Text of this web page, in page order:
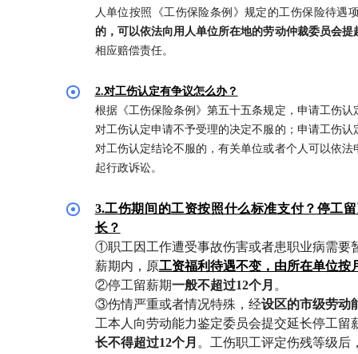
人单位按照《工伤保险条例》规定的工伤保险待遇
的，可以依法向用人单位所在地的劳动仲裁委员会提
相应赔偿责任。
2.对工伤认定有争议怎么办？
根据《工伤保险条例》第五十五条规定，申请工伤
对工伤认定申请不予受理的决定不服的；申请工伤
对工伤认定结论不服的，有关单位或者个人可以依
起行政诉讼。
3.工伤期间的工资按照什么标准支付？停工
长？
①职工因工作遭受事故伤害或者患职业病需要
薪期内，原工资福利待遇不变，由所在单位按
②停工留薪期一般不超过12个月 。
③伤情严重或者情况特殊，经设区的市级劳动
工本人向劳动能力鉴定委员会提交延长停工留
长不得超过12个月 。工伤职工评定伤残等级后